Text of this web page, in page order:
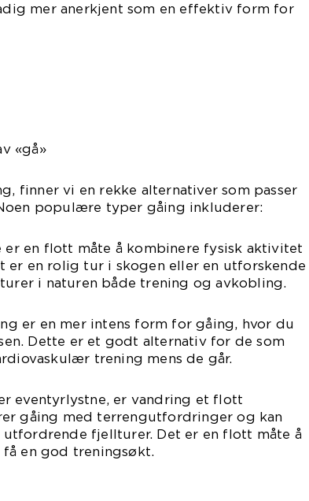
mer anerkjent som en effektiv form for
«gå»
finner vi en rekke alternativer som passer
populære typer gåing inkluderer:
er en flott måte å kombinere fysisk aktivitet
er en rolig tur i skogen eller en utforskende
i naturen både trening og avkobling.
er en mer intens form for gåing, hvor du
Dette er et godt alternativ for de som
trening mens de går.
eventyrlystne, er vandring et flott
gåing med terrengutfordringer og kan
fjellturer. Det er en flott måte å
en god treningsøkt.